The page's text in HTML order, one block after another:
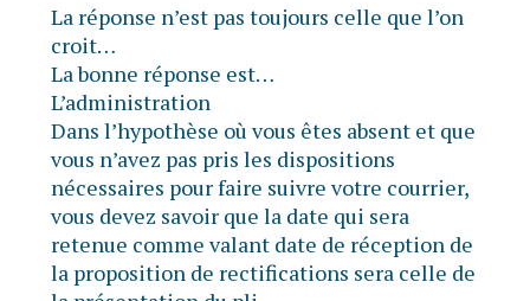
La réponse n’est pas toujours celle que l’on
croit…
La bonne réponse est…
L’administration
Dans l’hypothèse où vous êtes absent et que
vous n’avez pas pris les dispositions
nécessaires pour faire suivre votre courrier,
vous devez savoir que la date qui sera
retenue comme valant date de réception de
la proposition de rectifications sera celle de